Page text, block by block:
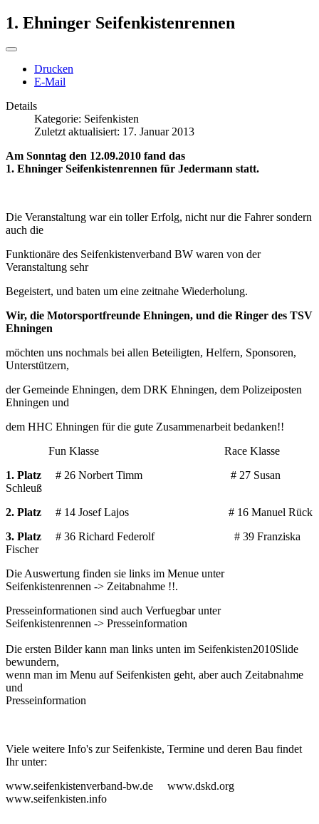
1. Ehninger Seifenkistenrennen
Drucken
E-Mail
Details
Kategorie: Seifenkisten
Zuletzt aktualisiert: 17. Januar 2013
Am Sonntag den 12.09.2010 fand das
1. Ehninger Seifenkistenrennen für Jedermann statt.
Die Veranstaltung war ein toller Erfolg, nicht nur die Fahrer sondern
auch die
Funktionäre des Seifenkistenverband BW waren von der
Veranstaltung sehr
Begeistert, und baten um eine zeitnahe Wiederholung.
Wir, die Motorsportfreunde Ehningen, und die Ringer des TSV
Ehningen
möchten uns nochmals bei allen Beteiligten, Helfern, Sponsoren,
Unterstützern,
der Gemeinde Ehningen, dem DRK Ehningen, dem Polizeiposten
Ehningen und
dem HHC Ehningen für die gute Zusammenarbeit bedanken!!
Fun Klasse Race Klasse
1. Platz # 26 Norbert Timm # 27 Susan
Schleuß
2. Platz
# 14 Josef Lajos # 16 Manuel Rück
3. Platz # 36 Richard Federolf # 39 Franziska
Fischer
Die Auswertung finden sie links im Menue unter
Seifenkistenrennen -> Zeitabnahme !!.
Presseinformationen sind auch Verfuegbar unter
Seifenkistenrennen -> Presseinformation
Die ersten Bilder kann man links unten im Seifenkisten2010Slide
bewundern,
wenn man im Menu auf Seifenkisten geht, aber auch Zeitabnahme
und
Presseinformation
Viele weitere Info's zur Seifenkiste, Termine und deren Bau findet
Ihr unter:
www.seifenkistenverband-bw.de www.dskd.org
www.seifenkisten.info